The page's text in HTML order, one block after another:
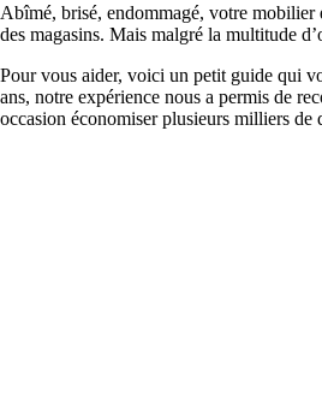
Abîmé, brisé, endommagé, votre mobilier
des magasins. Mais malgré la multitude
Pour vous aider, voici un petit guide qui
ans, notre expérience nous a permis de
occasion économiser plusieurs milliers de